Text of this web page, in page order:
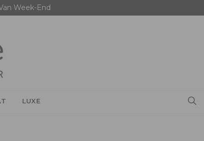
Week-End
LUXE